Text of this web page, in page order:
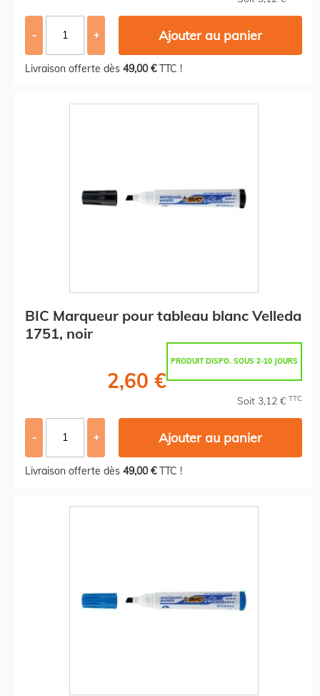
- + Ajouter au panier
Livraison offerte dès 49,00 €TTC !
BIC Marqueur pour tableau blanc Velleda
1751, noir
PRODUIT DISPO. SOUS 2-10 JOURS
2,60 €
Soit 3,12 € TTC
- + Ajouter au panier
Livraison offerte dès 49,00 €TTC !